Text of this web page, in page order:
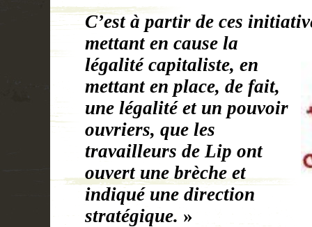
C’est à partir de ces
mettant en cause la
légalité capitaliste, en
mettant en place, de fait,
une légalité et un pouvoir
ouvriers, que les
travailleurs de Lip ont
ouvert une brèche et
indiqué une direction
stratégique. »